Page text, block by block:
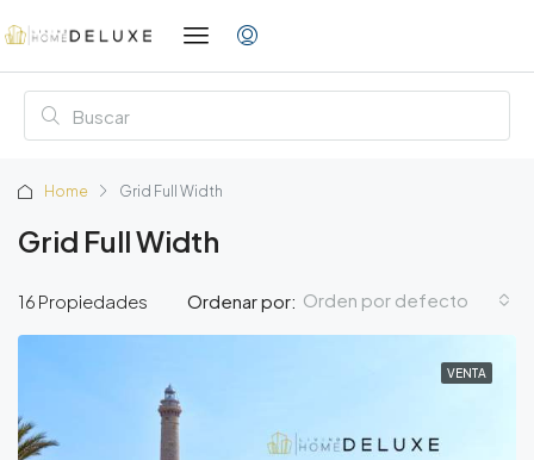
Home Grid Full Width
Grid Full Width
16 Propiedades Ordenar por: Orden por defecto
VENTA